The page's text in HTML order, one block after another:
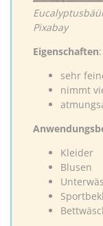
Pixabay
Eigenschaften:
sehr
nimmt
Kleider
Blusen